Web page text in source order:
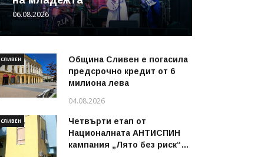
06.08.2026
СЛИВЕН
Община Сливен е погасила
предсрочно кредит от 6
милиона лева
04.08.2026
СЛИВЕН
Четвърти етап от
Националната АНТИСПИН
кампания „Лято без риск“